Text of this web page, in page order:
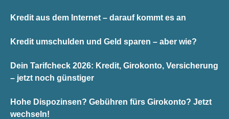
Kredit aus dem Internet – darauf kommt es an
Kredit umschulden und Geld sparen – aber wie?
Dein Tarifcheck 2026: Kredit, Girokonto, Versicherung
– jetzt noch günstiger
Hohe Dispozinsen? Gebühren fürs Girokonto? Jetzt
wechseln!